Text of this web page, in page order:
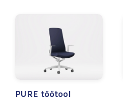
PURE töötool